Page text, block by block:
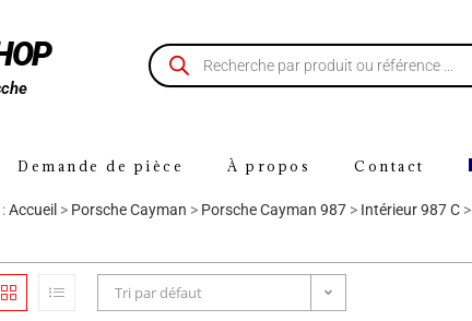
Demande de pièce À propos Contact
Accueil > Porsche Cayman > Porsche Cayman 987> Intérieur 987 C>
Tri par défaut